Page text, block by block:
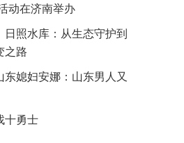
动在济南举办
日照水库：从生态守护到
之路
东媳妇安娜：山东男人又
十勇士